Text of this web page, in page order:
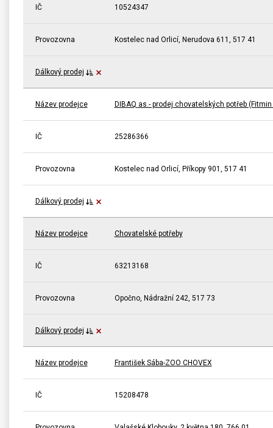
IČ 10524347
Provozovna Kostelec nad Orlicí, Nerudova 611, 517 41
Dálkový prodej
Název prodejce DIBAQ as.- prodej chovatelských potřeb
IČ 25286366
Provozovna Kostelec nad Orlicí, Příkopy 901, 517 41
Dálkový prodej
Název prodejce Chovatelské potřeby
IČ 63213168
Provozovna Opočno, Nádražní 242, 517 73
Dálkový prodej
Název prodejce František Sába-ZOO CHOVEX
IČ 15208478